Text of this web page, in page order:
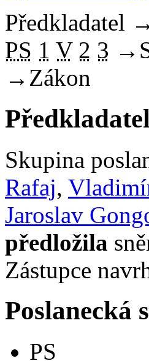
Předkladatel
PS 1 V 2 3 →
→ Zákon
Předkladatel
Skupina
Rafaj,
Jaroslav
předložila
Zástupce
Poslanecká
PS